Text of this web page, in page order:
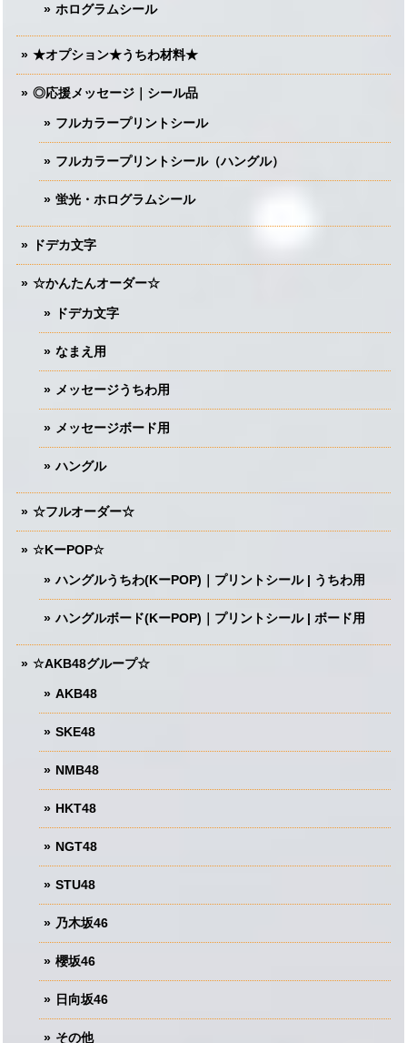
ホログラムシール
★オプション★うちわ材料★
◎応援メッセージ｜シール品
フルカラープリントシール
フルカラープリントシール（ハングル）
蛍光・ホログラムシール
ドデカ文字
☆かんたんオーダー☆
ドデカ文字
なまえ用
メッセージうちわ用
メッセージボード用
ハングル
☆フルオーダー☆
☆KーPOP☆
ハングルうちわ(KーPOP)｜プリントシール | うちわ用
ハングルボード(KーPOP)｜プリントシール | ボード用
☆AKB48グループ☆
AKB48
SKE48
NMB48
HKT48
NGT48
STU48
乃木坂46
櫻坂46
日向坂46
その他